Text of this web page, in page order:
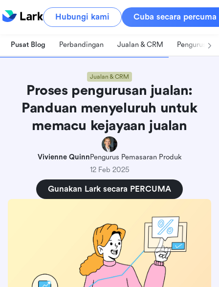
Hubungi kami Cuba secara percuma
Pusat Blog Perbandingan Jualan & CRM Pengurusan
Jualan & CRM
Proses pengurusan jualan:
Panduan menyeluruh untuk
memacu kejayaan jualan
Vivienne QuinnPengurus Pemasaran Produk
12 Feb 2025
Gunakan Lark secara PERCUMA